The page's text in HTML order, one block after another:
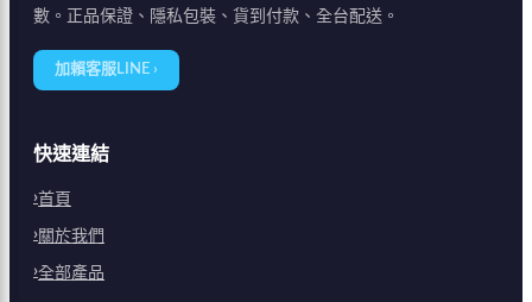
數。正品保證、隱私包裝、貨到付款、全台配送。
加賴客服LINE ›
快速連結
首頁
關於我們
全部產品